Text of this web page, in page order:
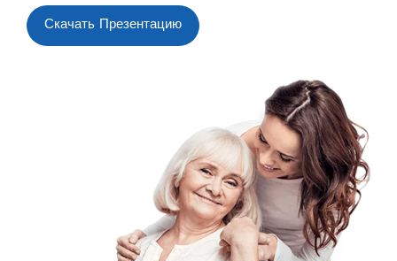
Скачать Презентацию